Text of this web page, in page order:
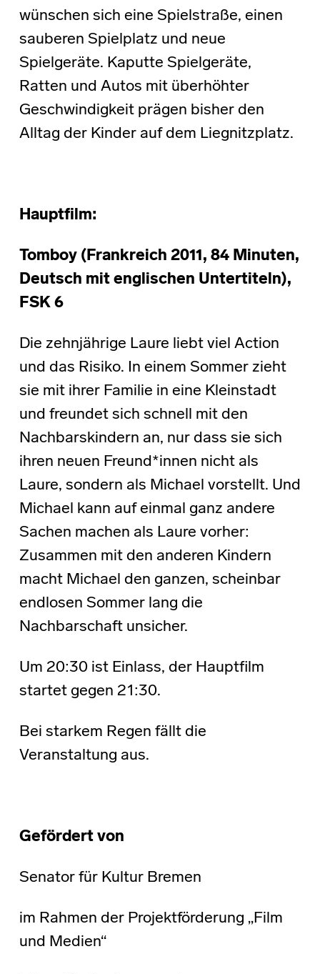
wünschen sich eine Spielstraße, einen
sauberen Spielplatz und neue
Spielgeräte. Kaputte Spielgeräte,
Ratten und Autos mit überhöhter
Geschwindigkeit prägen bisher den
Alltag der Kinder auf dem Liegnitzplatz.
Hauptfilm:
Tomboy (Frankreich 2011, 84 Minuten,
Deutsch mit englischen Untertiteln),
FSK 6
Die zehnjährige Laure liebt viel Action
und das Risiko. In einem Sommer zieht
sie mit ihrer Familie in eine Kleinstadt
und freundet sich schnell mit den
Nachbarskindern an, nur dass sie sich
ihren neuen Freund*innen nicht als
Laure, sondern als Michael vorstellt. Und
Michael kann auf einmal ganz andere
Sachen machen als Laure vorher:
Zusammen mit den anderen Kindern
macht Michael den ganzen, scheinbar
endlosen Sommer lang die
Nachbarschaft unsicher.
Um 20:30 ist Einlass, der Hauptfilm
startet gegen 21:30.
Bei starkem Regen fällt die
Veranstaltung aus.
Gefördert von
Senator für Kultur Bremen
im Rahmen der Projektförderung „Film
und Medien“